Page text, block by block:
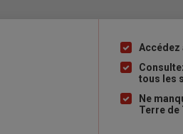
Liste
à
puce
Accédez
tous les
Ne
Terre de